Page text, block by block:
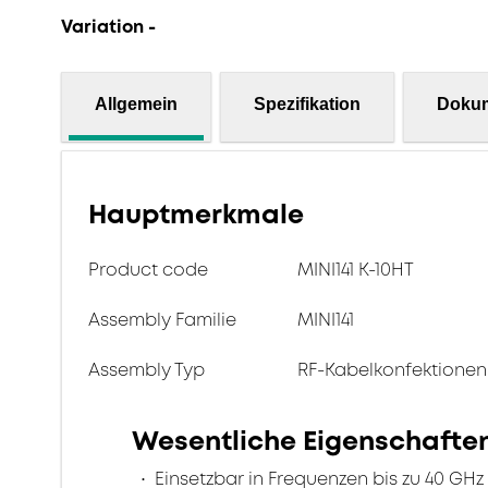
Variation -
Allgemein Spezifikation
Hauptmerkmale
Product code MINI141 K-10HT
Assembly Familie MINI141
Assembly Typ RF-Kabelkonfektionen
Wesentliche
Einsetzbar in Frequenzen bis zu 40 GHz